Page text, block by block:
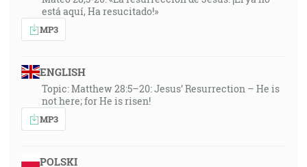
está aquí, Ha resucitado!»
MP3
ENGLISH
Topic: Matthew 28:5–20: Jesus’ Resurrection – He is
not here; for He is risen!
MP3
POLSKI